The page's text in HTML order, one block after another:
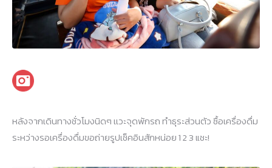
หลังจากเดินทางชั่วโมงนิดๆ เเวะจุดพักรถ ทำธุระส่วนตัว ซื้อเครื่องดื่ม
ระหว่างรอเครื่องดื่มขอถ่ายรูปเช็คอินสักหน่อย 1 2 3 แชะ!